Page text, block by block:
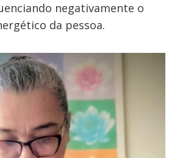
negativamente o
da pessoa.